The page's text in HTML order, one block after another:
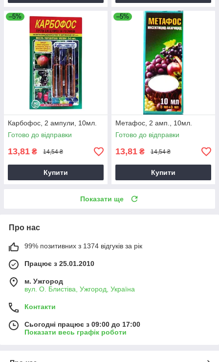
–5%
Карбофос, 2 ампули, 10мл.
Готово до відправки
13,81 ₴ 14,54 ₴
Купити
–5%
Метафос, 2 амп., 10мл.
Готово до відправки
13,81 ₴ 14,54 ₴
Купити
Показати ще
Про нас
99% позитивних з 1374 відгуків за рік
Працює з 25.01.2010
м. Ужгород
вул. О. Блистіва, Ужгород, Україна
Контакти
Сьогодні працює з 09:00 до 17:00
Показати весь графік роботи